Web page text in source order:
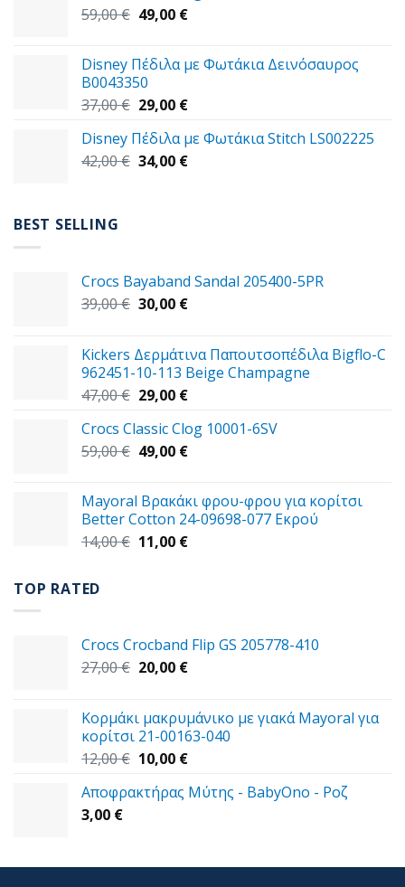
39,00 €.
59,00€ Original
59,00 €.
49,00 €Η
είναι:
Disney Πέδιλα με Φωτάκια Δεινόσαυρος
B0043350
37,00€ Original
was:
37,00 €.
29,00 €Η
τιμή
είναι:
Disney Πέδιλα με Φωτάκια Stitch LS002225
42,00€ Original
34,00 €Η
BEST SELLING
Crocs Bayaband Sandal 205400-5PR
39,00€ Original
39,00 €.
30,00 €Η
είναι:
30,00 €.
Kickers Δερμάτινα Παπουτσοπέδιλα Bigflo-C
962451-10-113 Beige Champagne
47,00€ Original
was:
47,00 €.
29,00 €Η
τιμή
είναι:
Crocs Classic Clog 10001-6SV
59,00€ Original
59,00 €.
49,00 €Η
είναι:
49,00 €.
Mayoral Βρακάκι φρου-φρου για κορίτσι
Better Cotton 24-09698-077 Εκρού
14,00€ Original
11,00 €Η
TOP RATED
Crocs Crocband Flip GS 205778-410
27,00€ Original
27,00 €.
20,00 €Η
είναι:
20,00 €.
Κορμάκι μακρυμάνικο με γιακά Mayoral για
κορίτσι 21-00163-040
12,00€ Original
was:
10,00 €Η
τιμή
Αποφρακτήρας Μύτης - BabyOno - Ροζ
3,00 €